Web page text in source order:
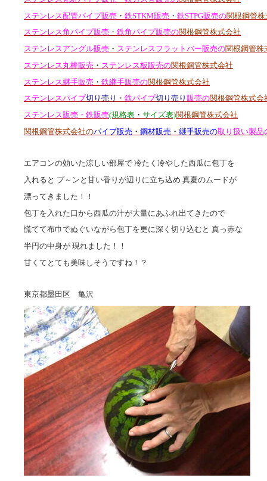
ステンレス配管パイプ販売 ・ 鉄STKM販売 ・ 鉄STPG販売の関根鋼管株
ステンレス角パイプ販売 ・ 鉄角パイプ販売の関根鋼管株式会社
ステンレスアングル販売 ・ ステンレスフラットバー販売の関根鋼管株
ステンレス丸棒販売 ・ ステンレス板販売の関根鋼管株式会社
ステンレス継手販売 ・ 鉄継手販売の関根鋼管株式会社
ステンレスパイプ切り売り ・ 鉄パイプ切り売り 販売の関根鋼管株式会
ステンレス販売・鉄販売(規格表 ・ サイズ表)関根鋼管株式会社
関根鋼管株式会社のパイプ販売 ・ 鋼材販売 ・ 継手販売の取り扱い製品
エアコンの効いた涼しい部屋で 冷たく冷やした西瓜に包丁を
入れると プ～ンと甘い香りが辺りに立ち込め 真夏のムードが
漂ってきました！！
包丁を入れた口から西瓜の汁が大量にあふれ出てきたので
慌てて布巾でぬぐいながら包丁を更に深く切り込むと 真っ赤な
半円の中身が 現れました！！
甘くてとても美味しそうですね！？
東京都墨田区 亀沢